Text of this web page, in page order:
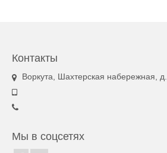
Контакты
Воркута, Шахтерская набережная, д.
Мы в соцсетях